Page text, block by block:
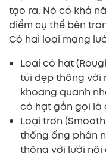
tạo ra. Nó có khả
điểm cụ thể bên
Có hai loại mạng
Loại có hạt
túi dẹp thông với
khoảng quanh
có hạt gắn gọi là
Loại trơn
thống ống phân
thông với lưới nội